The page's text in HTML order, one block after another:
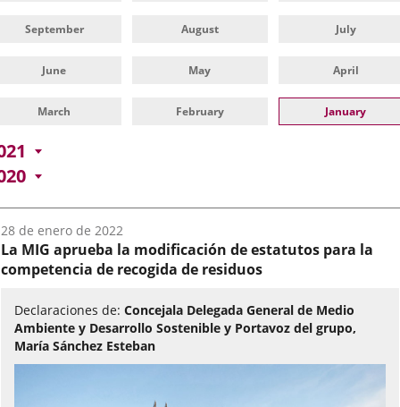
September August July
June May April
March February January
Fecha
del
audio:
28 de enero de 2022
La MIG aprueba la modificación de estatutos para la
competencia de recogida de residuos
Declaraciones de: Concejala Delegada General de Medio
Ambiente y Desarrollo Sostenible y Portavoz del grupo,
María Sánchez Esteban